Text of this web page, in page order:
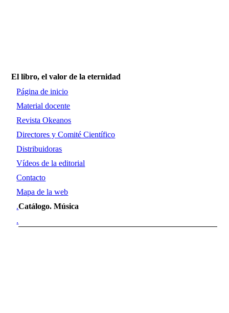
El libro, el valor de la eternidad
Página de inicio
Material docente
Revista Okeanos
Directores y Comité Científico
Distribuidoras
Vídeos de la editorial
Contacto
Mapa de la web
.
.
Catálogo. Música